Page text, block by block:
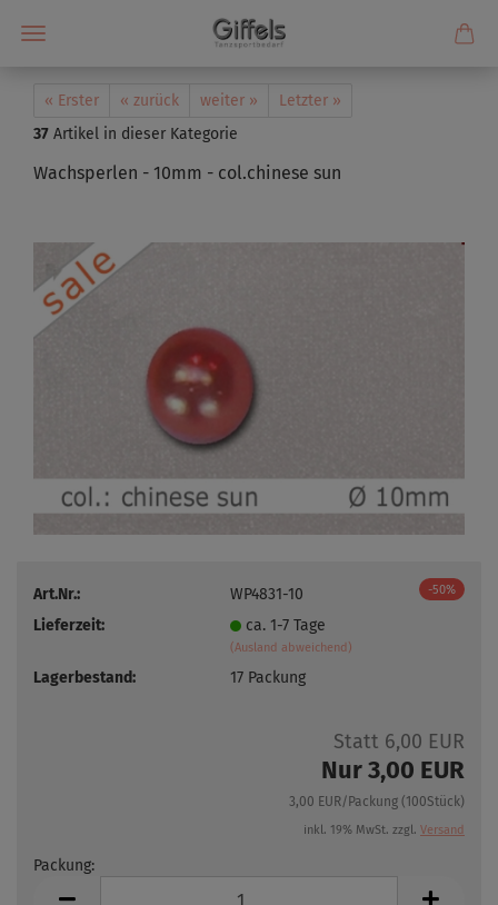
« Erster « zurück weiter »
Letzter »
37 Artikel in dieser Kategorie
Wachsperlen - 10mm - col.chinese sun
-50%
Art.Nr.:
WP4831-10
Lieferzeit:
ca. 1-7 Tage
(Ausland abweichend)
Lagerbestand: 17 Packung
Statt 6,00 EUR
Nur 3,00 EUR
3,00 EUR/Packung (100Stück)
inkl. 19% MwSt. zzgl. Versand
Packung: